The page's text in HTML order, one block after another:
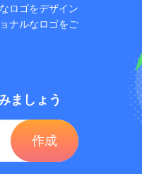
ロゴをデザイン
ナルなロゴをご
ましょう
作成